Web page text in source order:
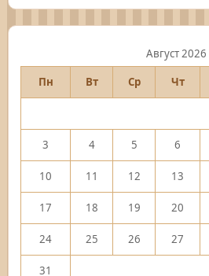
Август 2026
Пн
Вт Ср Чт
3 4 5 6
10 11 12 13
17 18 19 20
24 25 26 27
31